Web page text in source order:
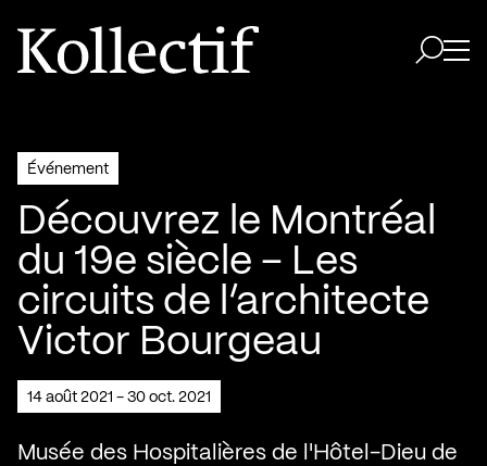
Aller à la page d'accueil
Logo Kollectif
Événement
Découvrez le Montréal
du 19e siècle – Les
circuits de l’architecte
Victor Bourgeau
14 août 2021 - 30 oct. 2021
Musée des Hospitalières de l'Hôtel-Dieu de